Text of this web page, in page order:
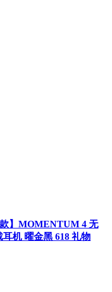
】MOMENTUM 4 无
机 曜金黑 618 礼物